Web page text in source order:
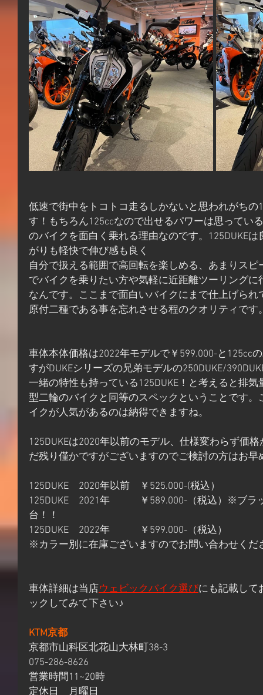
低速で街中をトコトコ走るしかないと思われがちの
す！もちろん125ccなので出せるパワーは思ってい
のバイクを面白く乗れる理由なのです。125DUKE
がりも軽快で伸び感も良く
自分で扱える範囲で高回転を楽しめる、あまりス
でバイクを乗りたい方や気軽に近距離ツーリング
なんです。ここまで面白いバイクにまで仕上げら
原付二種である事を忘れさせる程のクオリティです
車体本体価格は2022年モデルで￥599.000-と125cc
すがDUKEシリーズの兄弟モデルの250DUKE/
一緒の特性も持っている125DUKE！と考えると排
型二輪のバイクと同等のスペックということです
イクが人気があるのは納得できますね。
125DUKEは2020年以前のモデル、仕様変わらず価
だ残り僅かですがございますのでご検討の方はお早
125DUKE　2020年以前　￥525.000-(税込）
125DUKE　2021年　　　￥589.000-（税込）※ブ
台！！
125DUKE　2022年　　　￥599.000-（税込）
※カラー別に在庫ございますのでお問い合わせくだ
車体詳細は当店ウェビックバイク選びにも記載して
ックしてみて下さい♪
KTM京都
京都市山科区北花山大林町38-3
075-286-8626
営業時間11~20時
定休日　月曜日